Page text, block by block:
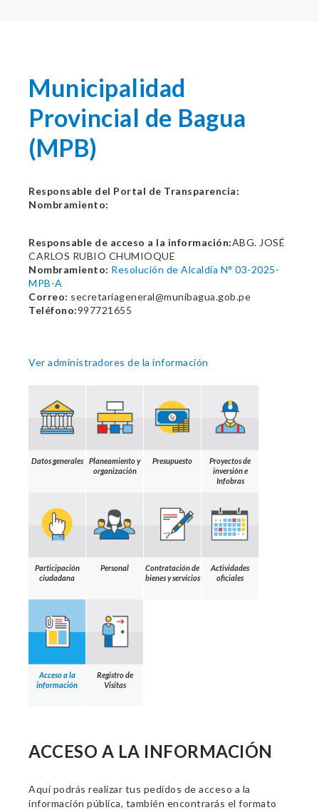
Municipalidad
Provincial de Bagua
(MPB)
Responsable del Portal de Transparencia:
Nombramiento:
Responsable de acceso a la información:ABG. JOSÉ
CARLOS RUBIO CHUMIOQUE
Nombramiento: Resolución de Alcaldía N° 03-2025-
MPB-A
Correo: secretariageneral@munibagua.gob.pe
Teléfono:997721655
Ver administradores de la información
Datos generales
Planeamiento y
organización
Presupuesto
Proyectos de
inversión e
Infobras
Participación
ciudadana
Personal
Contratación de
bienes y servicios
Actividades
oficiales
Acceso a la
información
Registro de
Visitas
ACCESO A LA INFORMACIÓN
Aquí podrás realizar tus pedidos de acceso a la
información pública, también encontrarás el formato